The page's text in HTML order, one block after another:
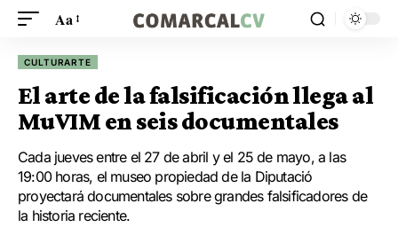
Aa
CULTURARTE
El arte de la falsificación llega al
MuVIM en seis documentales
Cada jueves entre el 27 de abril y el 25 de mayo, a las
19:00 horas, el museo propiedad de la Diputació
proyectará documentales sobre grandes falsificadores de
la historia reciente.